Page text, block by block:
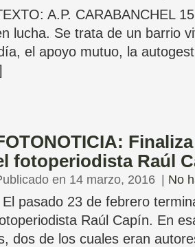
A.P. CARABANCHEL
lucha. Se trata de un barrio
el apoyo mutuo, la
fotoperiodista Raúl
en 14 marzo, 2016 No
El pasado 23 de febrero
Raúl Capín. En
dos de los cuales eran